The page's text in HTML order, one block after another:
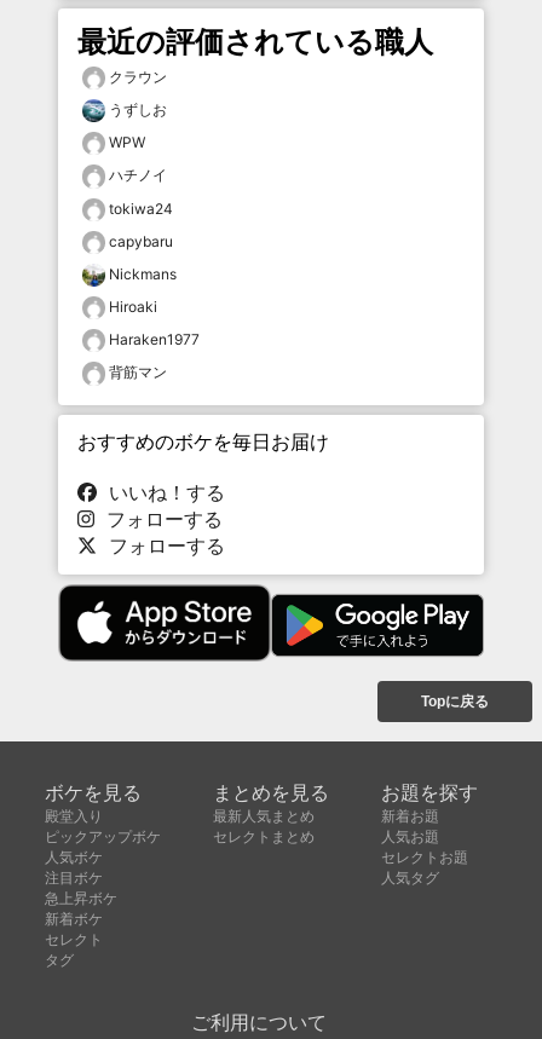
最近の評価されている職人
クラウン
うずしお
WPW
ハチノイ
tokiwa24
capybaru
Nickmans
Hiroaki
Haraken1977
背筋マン
おすすめのボケを毎日お届け
いいね！する
フォローする
フォローする
Topに戻る
ボケを見る
殿堂入り
ピックアップボケ
人気ボケ
注目ボケ
急上昇ボケ
新着ボケ
セレクト
タグ
まとめを見る
最新人気まとめ
セレクトまとめ
お題を探す
新着お題
人気お題
セレクトお題
人気タグ
ご利用について